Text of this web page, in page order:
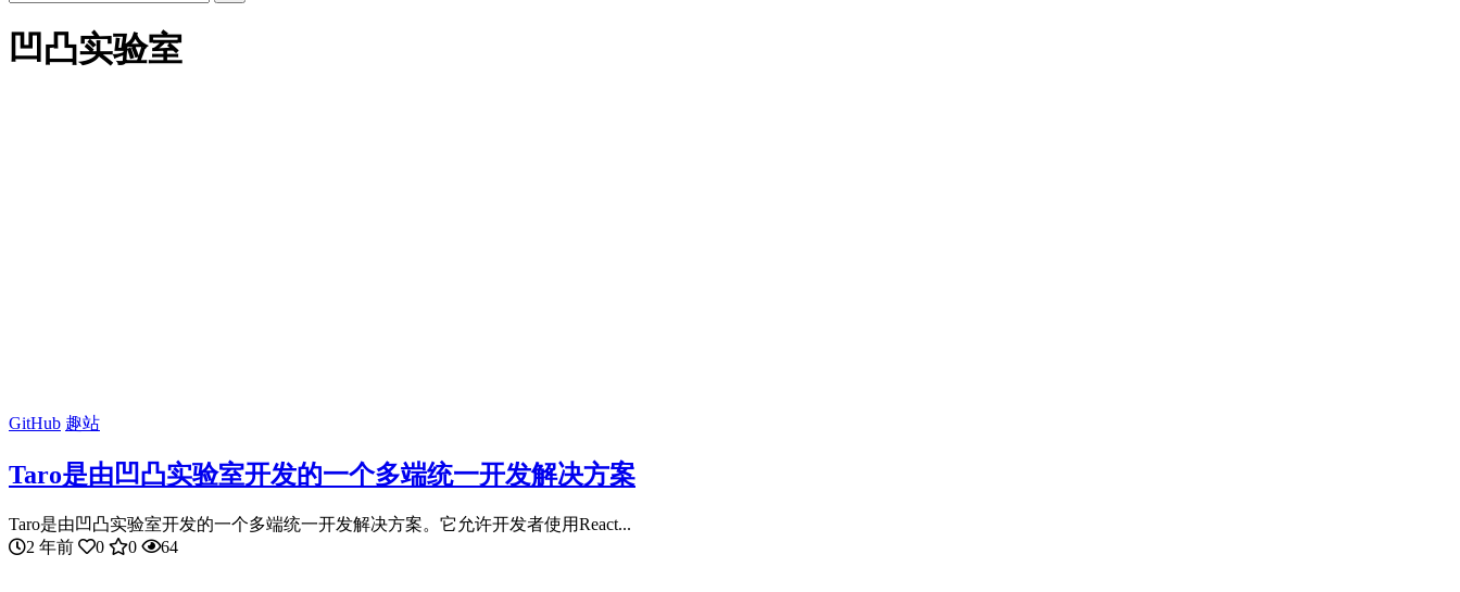
凹凸实验室
GitHub 趣站
Taro是由凹凸实验室开发的一个多端统一开发解决方案
Taro是由凹凸实验室开发的一个多端统一开发解决方案。它允许开发者使用React...
2 年前
0 0 64